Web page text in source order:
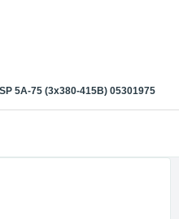
5A-75 (3x380-415В) 05301975